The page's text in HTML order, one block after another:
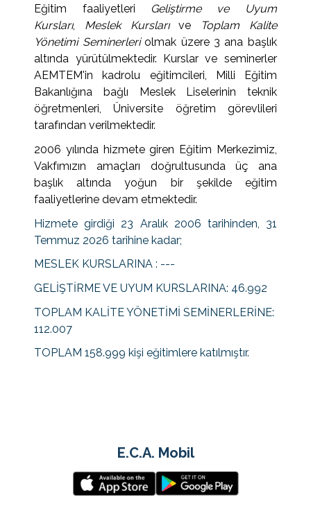
Eğitim faaliyetleri
Geliştirme ve Uyum
Kursları, Meslek Kurslarıve
Toplam Kalite
Yönetimi Seminerleriolmak üzere 3 ana başlık
altında yürütülmektedir. Kurslar ve seminerler
AEMTEM'in kadrolu eğitimcileri, Milli Eğitim
Bakanlığına bağlı Meslek Liselerinin teknik
öğretmenleri, Üniversite öğretim görevlileri
tarafından verilmektedir.
2006 yılında hizmete giren Eğitim Merkezimiz,
Vakfımızın amaçları doğrultusunda üç ana
başlık altında yoğun bir şekilde eğitim
faaliyetlerine devam etmektedir.
Hizmete girdiği 23 Aralık 2006 tarihinden, 31
Temmuz 2026 tarihine kadar;
MESLEK KURSLARINA : ---
GELİŞTİRME VE UYUM KURSLARINA: 46.992
TOPLAM KALİTE YÖNETİMİ SEMİNERLERİNE:
112.007
TOPLAM 158.999 kişi eğitimlere katılmıştır.
E.C.A. Mobil